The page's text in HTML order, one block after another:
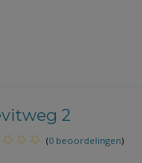
2
(0 beoordelingen)